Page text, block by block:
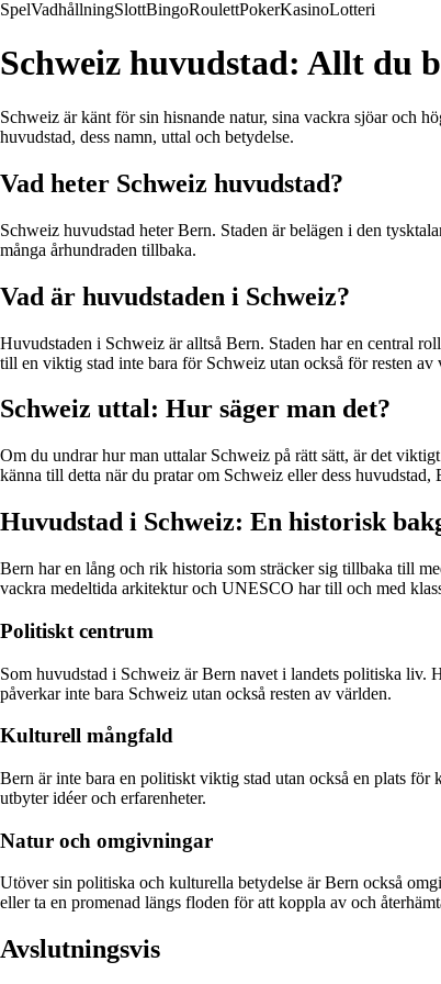
SpelVadhållningSlottBingoRoulettPokerKasinoLotteri
Schweiz huvudstad: Allt du
Schweiz är känt för sin hisnande natur, sina vackra sjöar och
huvudstad, dess namn, uttal och betydelse.
Vad heter Schweiz huvudstad?
Schweiz huvudstad heter Bern. Staden är belägen i den
många århundraden tillbaka.
Vad är huvudstaden i Schweiz?
Huvudstaden i Schweiz är alltså Bern. Staden har en central
till en viktig stad inte bara för Schweiz utan också för resten av
Schweiz uttal: Hur säger man det?
Om du undrar hur man uttalar Schweiz på rätt sätt, är det
känna till detta när du pratar om Schweiz eller dess huvudstad,
Huvudstad i Schweiz: En historisk
Bern har en lång och rik historia som sträcker sig tillbaka till
vackra medeltida arkitektur och UNESCO har till och med
Politiskt centrum
Som huvudstad i Schweiz är Bern navet i landets politiska liv.
påverkar inte bara Schweiz utan också resten av världen.
Kulturell mångfald
Bern är inte bara en politiskt viktig stad utan också en plats
utbyter idéer och erfarenheter.
Natur och omgivningar
Utöver sin politiska och kulturella betydelse är Bern också
eller ta en promenad längs floden för att koppla av och
Avslutningsvis